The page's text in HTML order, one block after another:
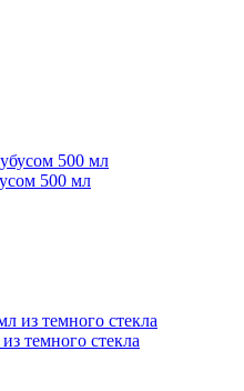
500 мл
темного стекла